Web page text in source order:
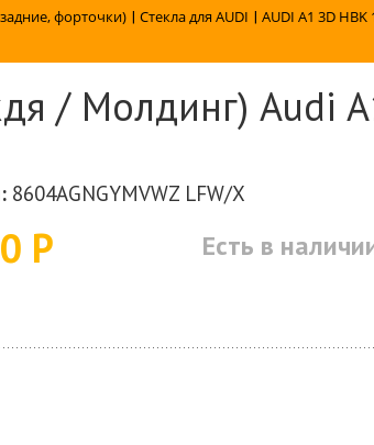
форточки) | Стекла для AUDI | AUDI A1 3D HBK
/ Молдинг) Audi
8604AGNGYMVWZ LFW/X
Р Есть в